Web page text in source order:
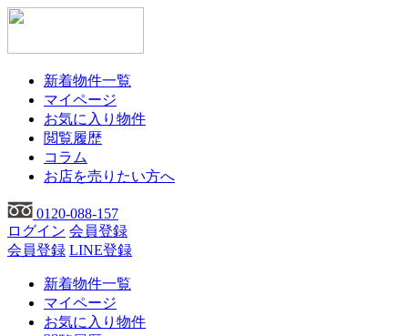
新着物件一覧
マイページ
お気に入り物件
閲覧履歴
コラム
お店を売りたい方へ
0120-088-157
ログイン 会員登録
会員登録 LINE登録
新着物件一覧
マイページ
お気に入り物件